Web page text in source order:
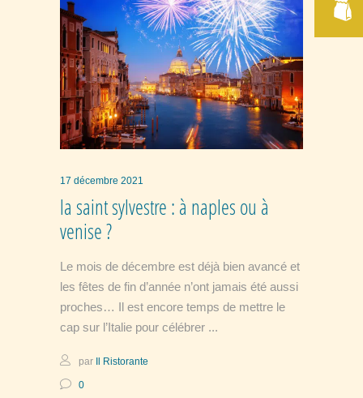
17 décembre 2021
la saint sylvestre : à naples ou à
venise ?
Le mois de décembre est déjà bien avancé et
les fêtes de fin d’année n’ont jamais été aussi
proches… Il est encore temps de mettre le
cap sur l’Italie pour célébrer
par Il Ristorante
0